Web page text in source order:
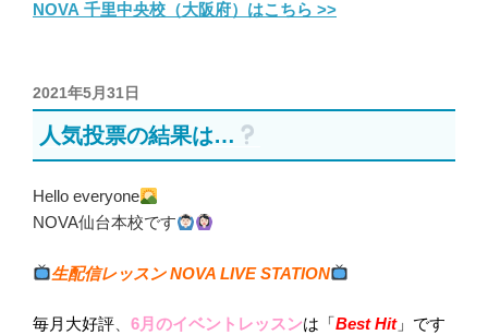
NOVA 千里中央校（大阪府）はこちら >>
投
稿
日:
2021年5月31日
人気投票の結果は…
Hello everyone
NOVA仙台本校です
生配信レッスン NOVA LIVE STATION
毎月大好評 6月のイベントレッスンは「Best Hit」です